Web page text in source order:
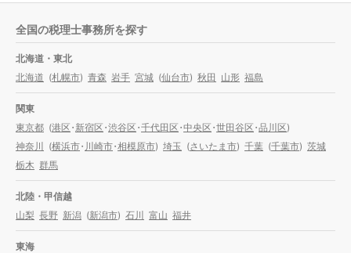
全国の税理士事務所を探す
北海道・東北
北海道 (札幌市) 青森 岩手 宮城 (仙台市) 秋田 山形 福島
関東
東京都 (港区・新宿区・渋谷区・千代田区・中央区・世田谷区・品川区)
神奈川 (横浜市・川崎市・相模原市) 埼玉 (さいたま市) 千葉 (千葉市) 茨城
栃木 群馬
北陸・甲信越
山梨 長野 新潟 (新潟市) 石川 富山 福井
東海